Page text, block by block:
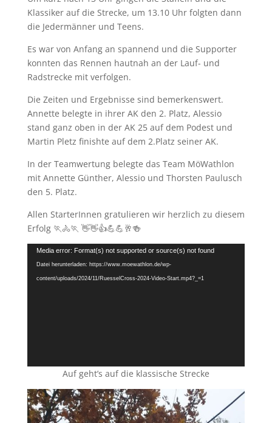
Klassiker auf die Strecke, um 13.10 Uhr folgten dann
die Jedermänner und Teens.
Es war von Anfang an spannend und die Supporter
konnten das Rennen hautnah an der Lauf- und
Radstrecke mit verfolgen.
Die Zeiten und Ergebnisse sind bemerkenswert.
Annette belegte in ihrer AK den 2. Platz, Alessio
stand ganz oben in der AK 25 auf dem Podest und
Martin Pletz finishte auf dem 2.Platz seiner AK.
In der Teamwertung belegte das Team MöWathlon
mit Annette Günther, Alessio und Thorsten Paulusch
den 5. Platz.
Allen StarterInnen gratulieren wir herzlich zu diesem
Erfolg 🏃🚴🏃 👋👋👍💪💪🥂🍻
Video-
Player
Media error: Format(s) not supported or source(s) not found
Datei herunterladen: https://www.moewathlon.de/wp-
content/uploads/2024/11/RuesselCross-2024-Video-Start.mp4?_=1
Auf geht’s auf die klassische Strecke